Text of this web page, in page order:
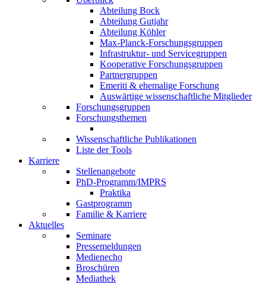
Abteilung Bock
Abteilung Gutjahr
Abteilung Köhler
Max-Planck-Forschungsgruppen
Infrastruktur- und Servicegruppen
Kooperative Forschungsgruppen
Partnergruppen
Emeriti & ehemalige Forschung
Auswärtige wissenschaftliche Mitglieder
Forschungsgruppen
Forschungsthemen
Wissenschaftliche Publikationen
Liste der Tools
Karriere
Stellenangebote
PhD-Programm/IMPRS
Praktika
Gastprogramm
Familie & Karriere
Aktuelles
Seminare
Pressemeldungen
Medienecho
Broschüren
Mediathek